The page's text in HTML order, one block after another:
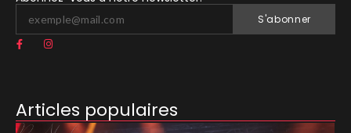
S'abonner
Articles populaires